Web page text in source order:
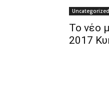
Uncategorized
To νέο
2017